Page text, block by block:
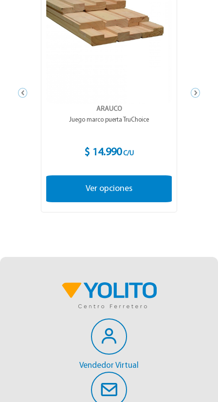
ARAUCO
Juego marco puerta TruChoice
$ 14.990 C/U
Ver opciones
Vendedor Virtual